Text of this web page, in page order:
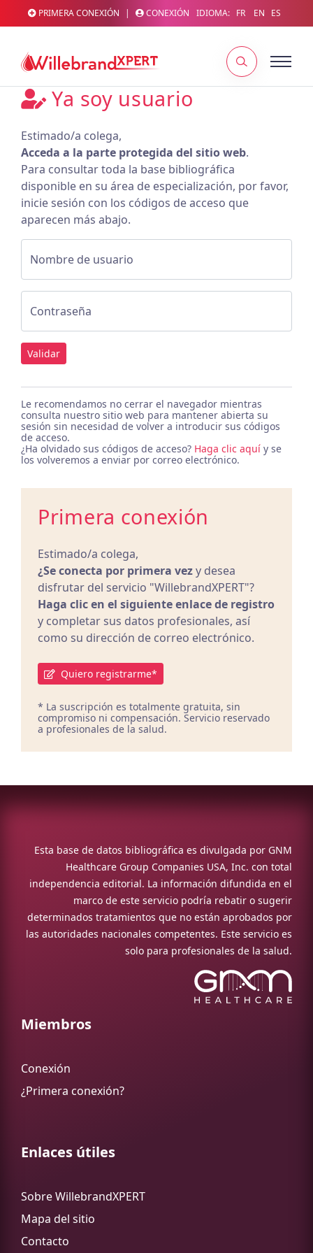
PRIMERA CONEXIÓN | CONEXIÓN IDIOMA: FR EN ES
Ya soy usuario
Estimado/a colega,
Acceda a la parte protegida del sitio web.
Para consultar toda la base bibliográfica
disponible en su área de especialización, por favor,
inicie sesión con los códigos de acceso que
aparecen más abajo.
Nombre de usuario
Contraseña
Validar
Le recomendamos no cerrar el navegador mientras
consulta nuestro sitio web para mantener abierta su
sesión sin necesidad de volver a introducir sus códigos
de acceso.
¿Ha olvidado sus códigos de acceso? Haga clic aquí y se
los volveremos a enviar por correo electrónico.
Primera conexión
Estimado/a colega,
¿Se conecta por primera vezy desea
disfrutar del servicio "WillebrandXPERT"?
Haga clic en el siguiente enlace de registro
y completar sus datos profesionales, así
como su dirección de correo electrónico.
Quiero registrarme*
* La suscripción es totalmente gratuita, sin
compromiso ni compensación. Servicio reservado
a profesionales de la salud.
Esta base de datos bibliográfica es divulgada por GNM
Healthcare Group Companies USA, Inc. con total
independencia editorial. La información difundida en el
marco de este servicio podría rebatir o sugerir
determinados tratamientos que no están aprobados por
las autoridades nacionales competentes. Este servicio es
solo para profesionales de la salud.
Miembros
Conexión
¿Primera conexión?
Enlaces útiles
Sobre WillebrandXPERT
Mapa del sitio
Contacto